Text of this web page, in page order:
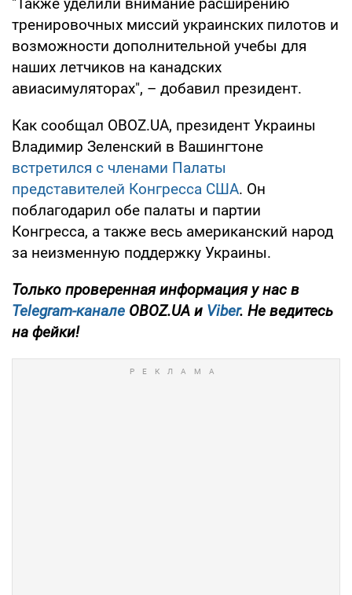
тренировочных миссий украинских пилотов и
возможности дополнительной учебы для
наших летчиков на канадских
авиасимуляторах", – добавил президент.
Как сообщал OBOZ.UA, президент Украины
Владимир Зеленский в Вашингтоне
встретился с членами Палаты
представителей Конгресса США. Он
поблагодарил обе палаты и партии
Конгресса, а также весь американский народ
за неизменную поддержку Украины.
Только проверенная информация у нас в
Telegram-канале OBOZ.UA и Viber. Не ведитесь
на фейки!